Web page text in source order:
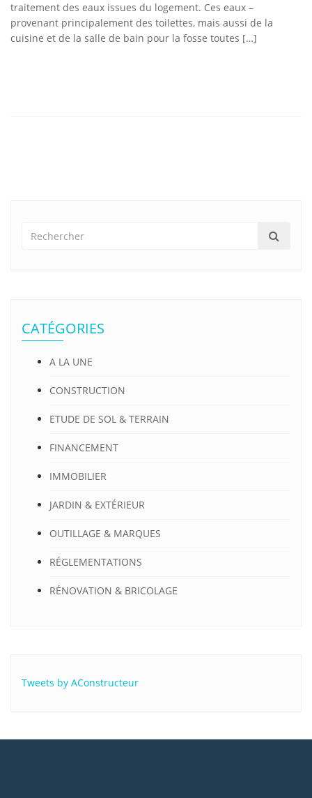
traitement des eaux issues du logement. Ces eaux –
provenant principalement des toilettes, mais aussi de la
cuisine et de la salle de bain pour la fosse toutes […]
CATÉGORIES
A LA UNE
CONSTRUCTION
ETUDE DE SOL & TERRAIN
FINANCEMENT
IMMOBILIER
JARDIN & EXTÉRIEUR
OUTILLAGE & MARQUES
RÉGLEMENTATIONS
RÉNOVATION & BRICOLAGE
Tweets by AConstructeur